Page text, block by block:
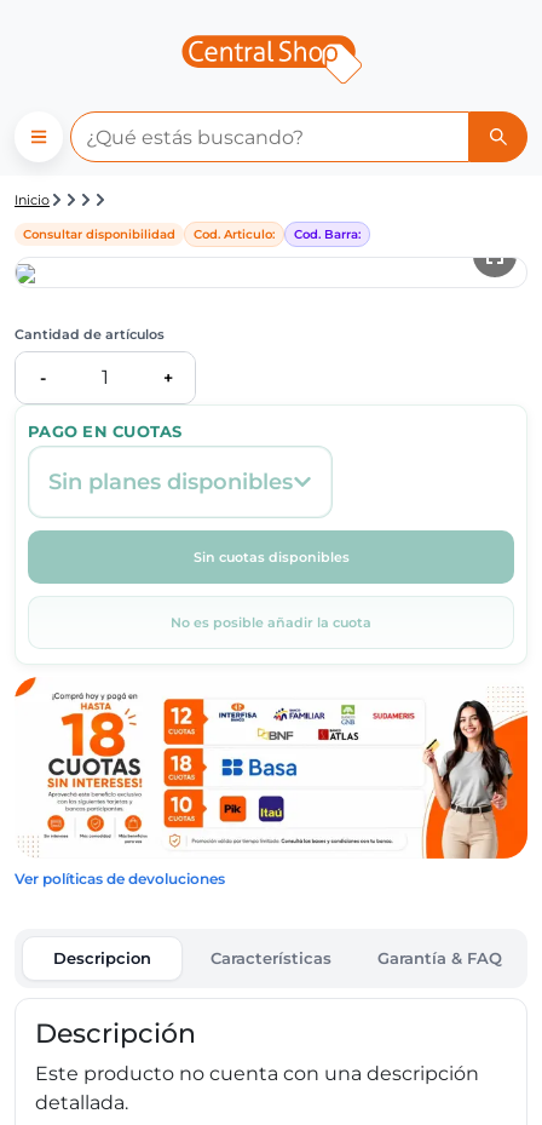
Detalle de producto | Central
Inicio
Consultar disponibilidad Cod. Articulo: Cod. Barra:
PAGO EN CUOTAS
Sin planes disponibles
Sin cuotas disponibles
No es posible añadir la cuota
Cantidad de artículos
- 1 +
Ver políticas de devoluciones
Descripcion Características Garantía & FAQ
Descripción
Este producto no cuenta con una descripción
detallada.